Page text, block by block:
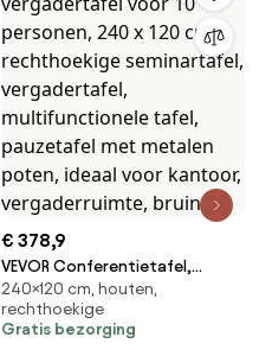
€ 378,9
VEVOR Conferentietafel,
vergadertafel voor 10
personen, 240 x 120 cm,
rechthoekige seminartafel,
240×120 cm, houten,
rechthoekige
Gratis bezorging